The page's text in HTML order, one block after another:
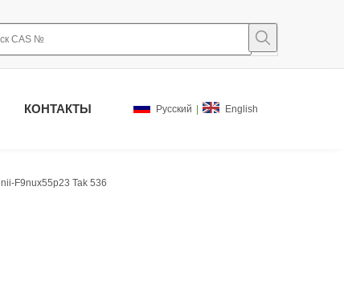
КОНТАКТЫ Pусский English
F9nux55p23 Tak 536